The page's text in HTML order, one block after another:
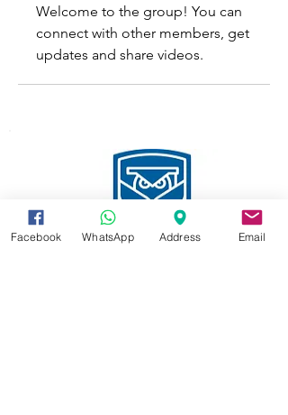
Welcome to the group! You can
connect with other members, get
updates and share videos.
Facebook WhatsApp Address Email